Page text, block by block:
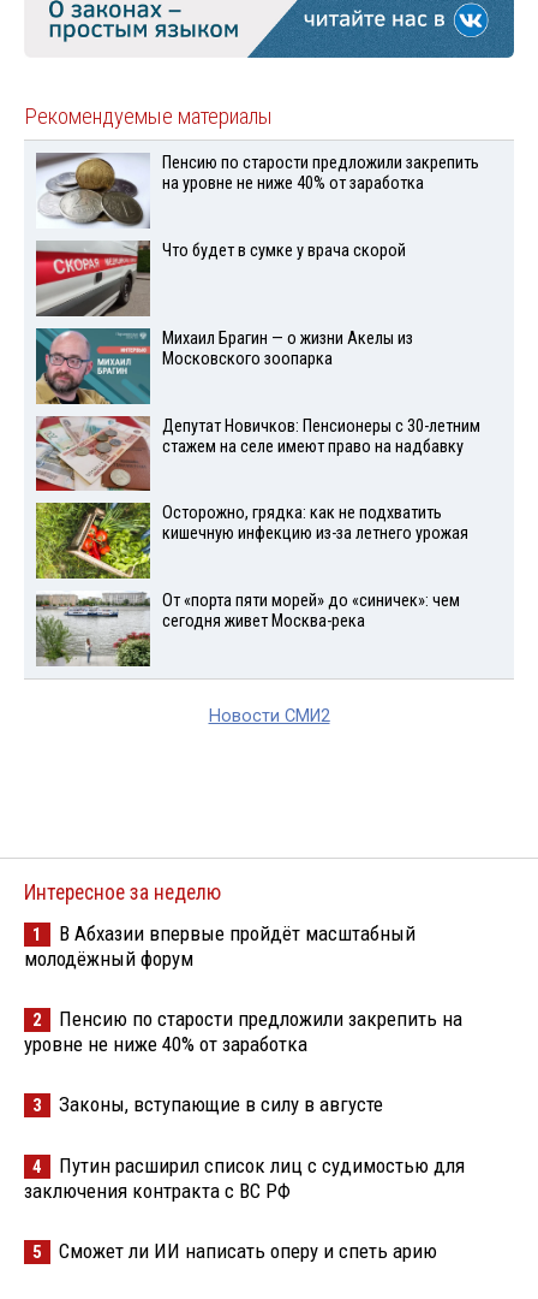
Рекомендуемые материалы
Пенсию по старости предложили закрепить
на уровне не ниже 40% от заработка
Что будет в сумке у врача скорой
Михаил Брагин — о жизни Акелы из
Московского зоопарка
Депутат Новичков: Пенсионеры с 30-летним
стажем на селе имеют право на надбавку
Осторожно, грядка: как не подхватить
кишечную инфекцию из-за летнего урожая
От «порта пяти морей» до «синичек»: чем
сегодня живет Москва-река
Новости СМИ2
Интересное за неделю
1
В Абхазии впервые пройдёт масштабный
молодёжный форум
2
Пенсию по старости предложили закрепить на
уровне не ниже 40% от заработка
3 Законы, вступающие в силу в августе
4
Путин расширил список лиц с судимостью для
заключения контракта с ВС РФ
5 Сможет ли ИИ написать оперу и спеть арию